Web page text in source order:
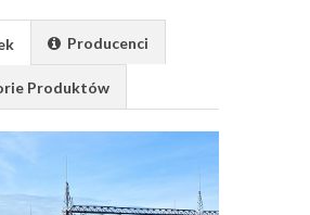
Producenci
Produktów